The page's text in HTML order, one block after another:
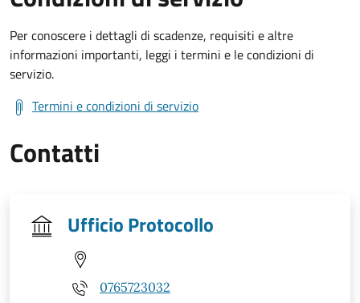
Per conoscere i dettagli di scadenze, requisiti e altre
informazioni importanti, leggi i termini e le condizioni di
servizio.
Termini e condizioni di servizio
Contatti
Ufficio Protocollo
0765723032